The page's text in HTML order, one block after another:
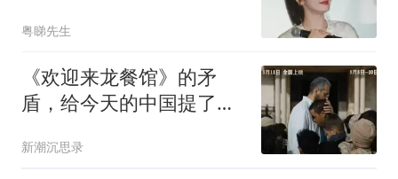
粤睇先生
《欢迎来龙餐馆》的矛
盾，给今天的中国提了个
新潮沉思录